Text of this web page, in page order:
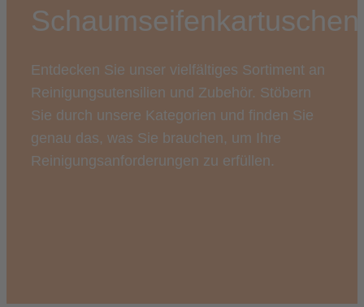
Schaumseifenkartuschen
Entdecken Sie unser vielfältiges Sortiment an
Reinigungsutensilien und Zubehör. Stöbern
Sie durch unsere Kategorien und finden Sie
genau das, was Sie brauchen, um Ihre
Reinigungsanforderungen zu erfüllen.